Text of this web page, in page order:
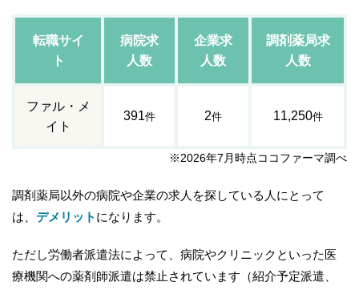
転職サイ
ト
病院求
人数
企業求
人数
調剤薬局求
人数
ファル・メ
イト
391件 2件 11,250件
※2026年7月時点ココファーマ調べ
調剤薬局以外の病院や企業の求人を探している人にとって
は、 デメリット になります。
ただし労働者派遣法によって、病院やクリニックといった医
療機関への薬剤師派遣は禁止されています（紹介予定派遣、